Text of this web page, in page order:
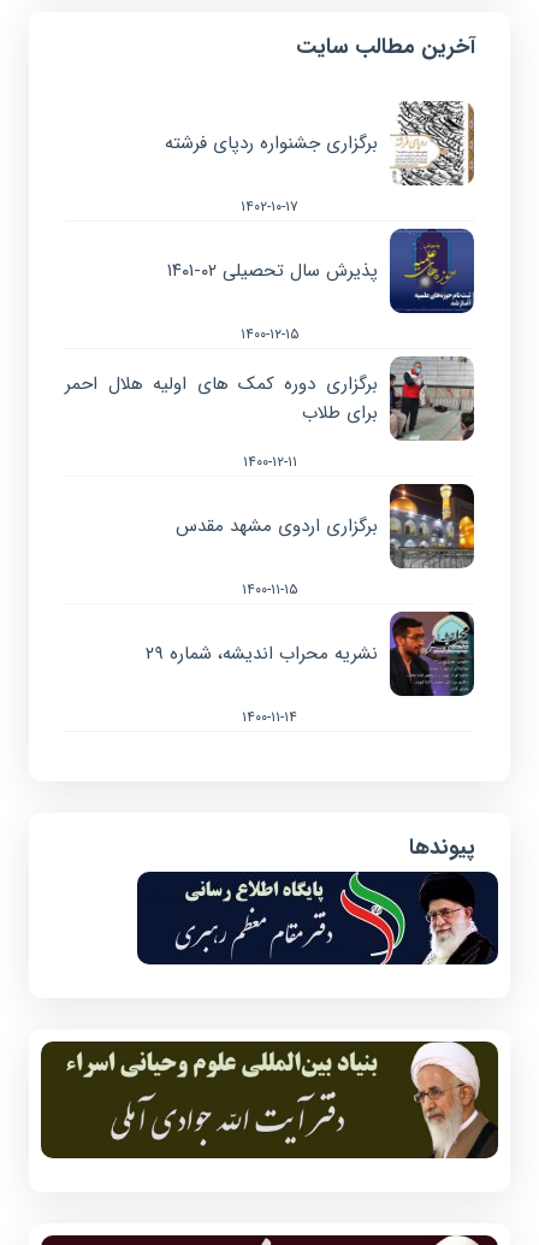
آخرین مطالب سایت
برگزاری جشنواره ردپای فرشته
۱۴۰۲-۱۰-۱۷
پذیرش سال تحصیلی ۰۲-۱۴۰۱
۱۴۰۰-۱۲-۱۵
برگزاری دوره کمک های اولیه هلال احمر
برای طلاب
۱۴۰۰-۱۲-۱۱
برگزاری اردوی مشهد مقدس
۱۴۰۰-۱۱-۱۵
نشریه محراب اندیشه، شماره ۲۹
۱۴۰۰-۱۱-۱۴
پیوندها